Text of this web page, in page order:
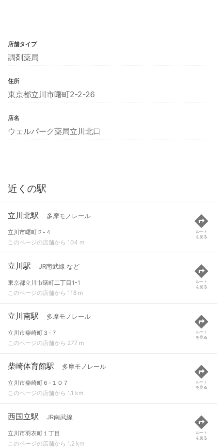
店舗タイプ
調剤薬局
住所
東京都立川市曙町2-2-26
店名
ウェルパーク薬局立川北口
近くの駅
立川北駅 多摩モノレール
立川市曙町２-４
このページの店舗から 104 m
ルート
を見る
立川駅 JR南武線 など
東京都立川市曙町二丁目1-1
このページの店舗から 118 m
ルート
を見る
立川南駅 多摩モノレール
立川市柴崎町３-７
このページの店舗から 277 m
ルート
を見る
柴崎体育館駅 多摩モノレール
立川市柴崎町６-１０７
このページの店舗から 1.1 km
ルート
を見る
西国立駅 JR南武線
立川市羽衣町１丁目
このページの店舗から 1.2 km
ルート
を見る